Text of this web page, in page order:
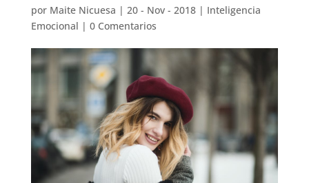
por Maite Nicuesa | 20 - Nov - 2018| Inteligencia
Emocional | 0 Comentarios